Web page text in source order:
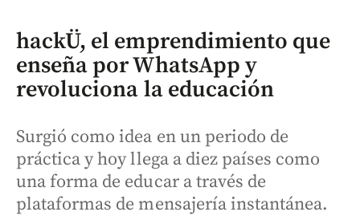
hackÜ, el emprendimiento que
enseña por WhatsApp y
revoluciona la educación
Surgió como idea en un periodo de
práctica y hoy llega a diez países como
una forma de educar a través de
plataformas de mensajería instantánea.